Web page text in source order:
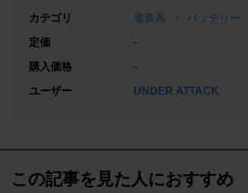
カテゴリ
電装系
バッテリー
定価
-
購入価格
-
ユーザー
UNDER ATTACK
この記事を見た人におすすめ